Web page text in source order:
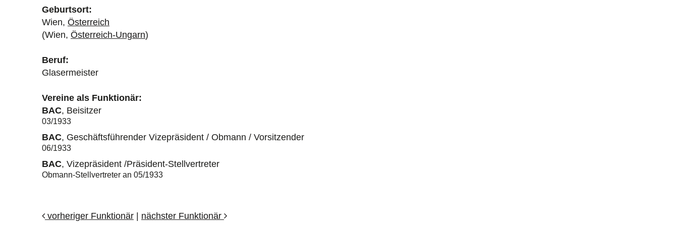
Geburtsort:
Wien, Österreich
(Wien, Österreich-Ungarn)
Beruf:
Glasermeister
Vereine als Funktionär:
BAC, Beisitzer
03/1933
BAC, Geschäftsführender Vizepräsident / Obmann / Vorsitzender
06/1933
BAC, Vizepräsident /Präsident-Stellvertreter
Obmann-Stellvertreter an 05/1933
vorheriger Funktionär nächster Funktionär